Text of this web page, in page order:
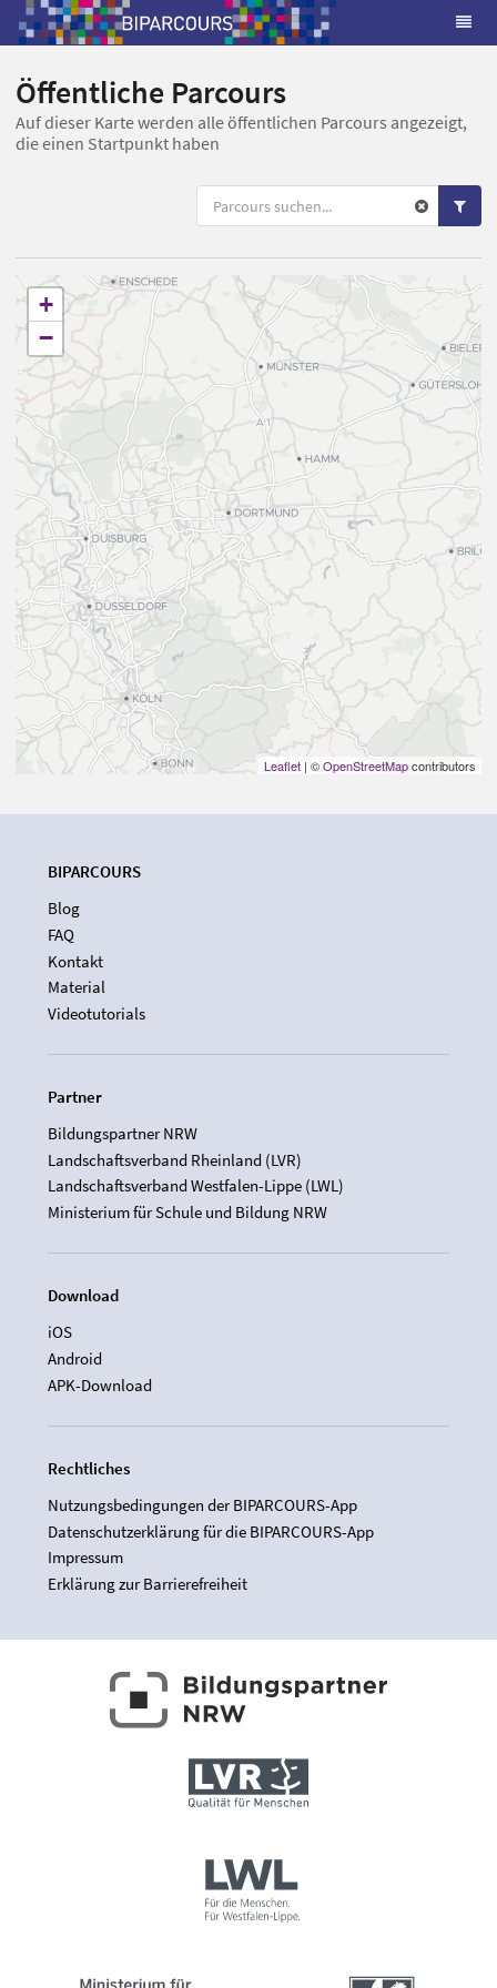
Öffentliche Parcours
Auf dieser Karte werden alle öffentlichen Parcours angezeigt,
die einen Startpunkt haben
+
−
Leaflet | ©OpenStreetMapcontributors
BIPARCOURS
Blog
FAQ
Kontakt
Material
Videotutorials
Partner
Bildungspartner NRW
Landschaftsverband Rheinland (LVR)
Landschaftsverband Westfalen-Lippe (LWL)
Ministerium für Schule und Bildung NRW
Download
iOS
Android
APK-Download
Rechtliches
Nutzungsbedingungen der BIPARCOURS-App
Datenschutzerklärung für die BIPARCOURS-App
Impressum
Erklärung zur Barrierefreiheit